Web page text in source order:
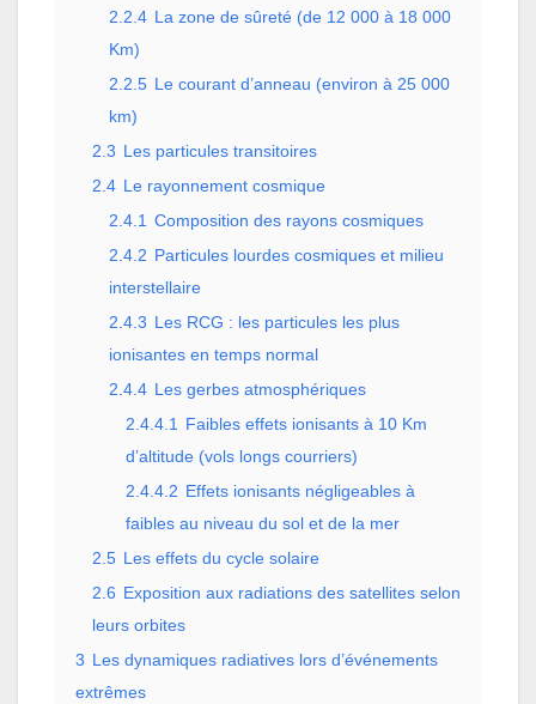
2.2.4 La zone de sûreté (de 12 000 à 18 000
Km)
2.2.5 Le courant d’anneau (environ à 25 000
km)
2.3 Les particules transitoires
2.4 Le rayonnement cosmique
2.4.1 Composition des rayons cosmiques
2.4.2 Particules lourdes cosmiques et milieu
interstellaire
2.4.3 Les RCG : les particules les plus
ionisantes en temps normal
2.4.4 Les gerbes atmosphériques
2.4.4.1 Faibles effets ionisants à 10 Km
d’altitude (vols longs courriers)
2.4.4.2 Effets ionisants négligeables à
faibles au niveau du sol et de la mer
2.5 Les effets du cycle solaire
2.6 Exposition aux radiations des satellites selon
leurs orbites
3 Les dynamiques radiatives lors d’événements
extrêmes